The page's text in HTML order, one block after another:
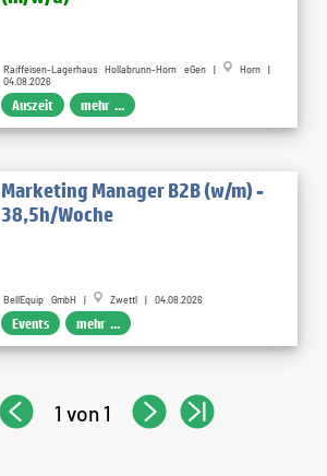
Raiffeisen-Lagerhaus Hollabrunn-Horn eGen |
Horn |
04.08.2026
Auszeit mehr ...
Marketing Manager B2B (w/m) -
38,5h/Woche
BellEquip GmbH | Zwettl | 04.08.2026
Events mehr ...
1 von 1